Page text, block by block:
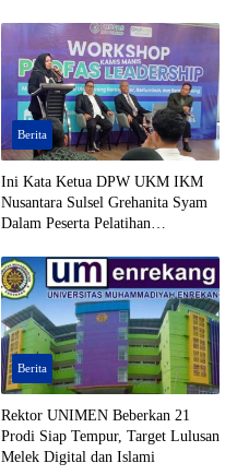
Berita
Ini Kata Ketua DPW UKM IKM
Nusantara Sulsel Grehanita Syam
Dalam Peserta Pelatihan
Berita
Rektor UNIMEN Beberkan 21
Prodi Siap Tempur, Target Lulusan
Melek Digital dan Islami